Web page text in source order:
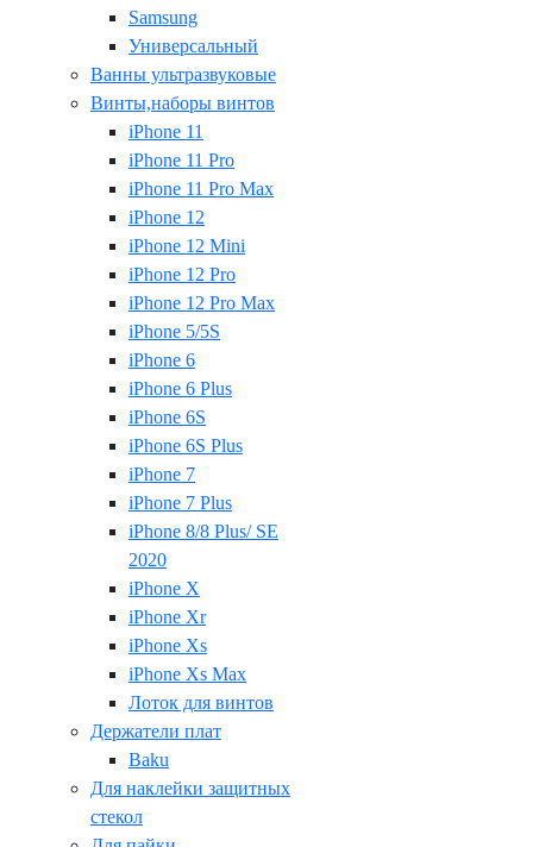
Samsung
Универсальный
Ванны ультразвуковые
Винты,наборы винтов
iPhone 11
iPhone 11 Pro
iPhone 11 Pro Max
iPhone 12
iPhone 12 Mini
iPhone 12 Pro
iPhone 12 Pro Max
iPhone 5/5S
iPhone 6
iPhone 6 Plus
iPhone 6S
iPhone 6S Plus
iPhone 7
iPhone 7 Plus
iPhone 8/8 Plus/ SE
2020
iPhone X
iPhone Xr
iPhone Xs
iPhone Xs Max
Лоток для винтов
Держатели плат
Baku
Для наклейки защитных
стекол